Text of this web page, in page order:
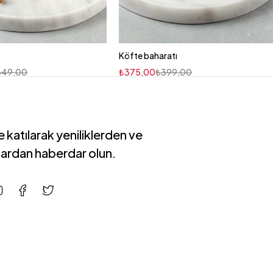
Köfte baharatı
₺399,00
₺375,00
katılarak yeniliklerden ve
haberdar olun.